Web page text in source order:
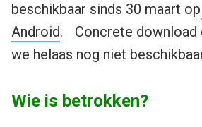
beschikbaar sinds 30 maart op
Android. Concrete download
we helaas nog niet
Wie is betrokken?